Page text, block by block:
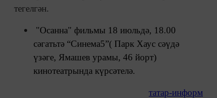
тегелгән.
"Осанна" фильмы 18 июльдә, 18.00
сәгатьтә “Синема5”( Парк Хаус сәүдә
үзәге, Ямашев урамы, 46 йорт)
кинотеатрында күрсәтелә.
татар-информ